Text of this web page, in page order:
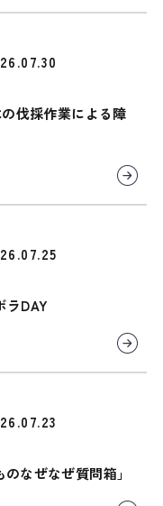
伐採作業による障
DAY
なぜなぜ質問箱」